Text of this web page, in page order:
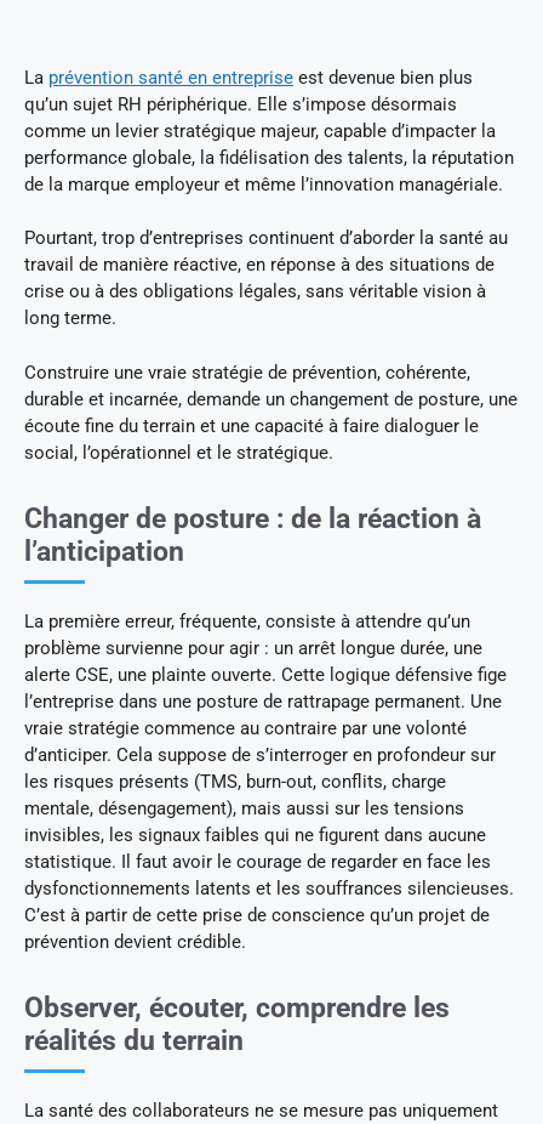
La prévention santé en entreprise est devenue bien plus
qu’un sujet RH périphérique. Elle s’impose désormais
comme un levier stratégique majeur, capable d’impacter la
performance globale, la fidélisation des talents, la réputation
de la marque employeur et même l’innovation managériale.
Pourtant, trop d’entreprises continuent d’aborder la santé au
travail de manière réactive, en réponse à des situations de
crise ou à des obligations légales, sans véritable vision à
long terme.
Construire une vraie stratégie de prévention, cohérente,
durable et incarnée, demande un changement de posture, une
écoute fine du terrain et une capacité à faire dialoguer le
social, l’opérationnel et le stratégique.
Changer de posture : de la réaction à
l’anticipation
La première erreur, fréquente, consiste à attendre qu’un
problème survienne pour agir : un arrêt longue durée, une
alerte CSE, une plainte ouverte. Cette logique défensive fige
l’entreprise dans une posture de rattrapage permanent. Une
vraie stratégie commence au contraire par une volonté
d’anticiper. Cela suppose de s’interroger en profondeur sur
les risques présents (TMS, burn-out, conflits, charge
mentale, désengagement), mais aussi sur les tensions
invisibles, les signaux faibles qui ne figurent dans aucune
statistique. Il faut avoir le courage de regarder en face les
dysfonctionnements latents et les souffrances silencieuses.
C’est à partir de cette prise de conscience qu’un projet de
prévention devient crédible.
Observer, écouter, comprendre les
réalités du terrain
La santé des collaborateurs ne se mesure pas uniquement